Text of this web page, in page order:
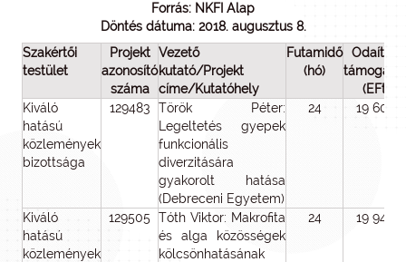
Forrás: NKFI Alap
Döntés dátuma: 2018. augusztus 8.
Szakértői
testület
Projekt
azonosító
száma
Vezető
kutató/Projekt
címe/Kutatóhely
Futamidő
(hó)
Odaítélt
(EFt)
Kiváló
hatású
közlemények
bizottsága
129483
Török Péter:
Legeltetés gyepek
funkcionális
diverzitására
gyakorolt hatása
(Debreceni Egyetem)
24 19 604
Kiváló
hatású
közlemények
129505 Tóth Viktor: Makrofita
és alga közösségek
kölcsönhatásának
24 19 940